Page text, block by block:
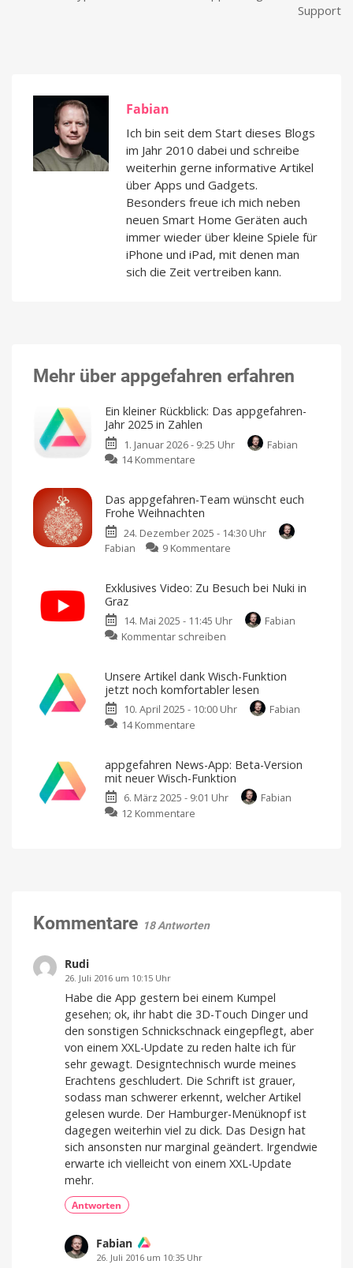
Support
Fabian
Ich bin seit dem Start dieses Blogs
im Jahr 2010 dabei und schreibe
weiterhin gerne informative Artikel
über Apps und Gadgets.
Besonders freue ich mich neben
neuen Smart Home Geräten auch
immer wieder über kleine Spiele für
iPhone und iPad, mit denen man
sich die Zeit vertreiben kann.
Mehr über appgefahren erfahren
Ein kleiner Rückblick: Das appgefahren-
Jahr 2025 in Zahlen
1. Januar 2026 - 9:25 Uhr
Fabian
14 Kommentare
Rückblick:
Das
appgefahren-
Jahr
Zahlen
eure
Das appgefahren-Team wünscht euch
Frohe Weihnachten
24. Dezember 2025 - 14:30 Uhr
Fabian
9 Kommentare
Team
euch
Sache
mit
dem
Weihnachtsmann...
Exklusives Video: Zu Besuch bei Nuki in
Graz
14. Mai 2025 - 11:45 Uhr
Fabian
Kommentar schreiben
Zu
Besuch
bei
Wie
aus
SMS
Smart
Unsere Artikel dank Wisch-Funktion
jetzt noch komfortabler lesen
10. April 2025 - 10:00 Uhr
Fabian
14 Kommentare
dank
Wisch-
Funktion
appgefahren News-App: Beta-Version
mit neuer Wisch-Funktion
6. März 2025 - 9:01 Uhr
Fabian
12 Kommentare
Wisch-
Artikel
Kommentare 18 Antworten
Rudi
26. Juli 2016 um 10:15 Uhr
Habe die App gestern bei einem Kumpel
gesehen; ok, ihr habt die 3D-Touch Dinger und
den sonstigen Schnickschnack eingepflegt, aber
von einem XXL-Update zu reden halte ich für
sehr gewagt. Designtechnisch wurde meines
Erachtens geschludert. Die Schrift ist grauer,
sodass man schwerer erkennt, welcher Artikel
gelesen wurde. Der Hamburger-Menüknopf ist
dagegen weiterhin viel zu dick. Das Design hat
sich ansonsten nur marginal geändert. Irgendwie
erwarte ich vielleicht von einem XXL-Update
mehr.
Antworten
Fabian
26. Juli 2016 um 10:35 Uhr